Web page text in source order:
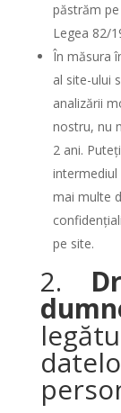
păstrăm
Legea 82/
În măsura
al site-ului
analizării
nostru, nu
2 ani.
intermediul
mai multe
pe site.
2.